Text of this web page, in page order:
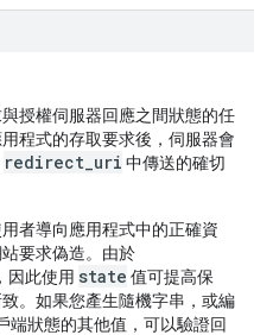
授權伺服器回應之間狀態的任
程式的存取要求後，伺服器會
redirect_uri 中傳送的確切
者導向應用程式中的正確資
要求偽造。由於
因此使用 state 值可提高保
。如果您產生隨機字串，或編
端狀態的其他值，可以驗證回